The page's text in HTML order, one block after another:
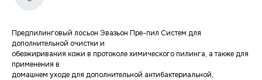
Предпилинговый лосьон Эвазьон Пре-пил Систем для
дополнительной очистки и
обезжиривания кожи в протоколе химического пилинга, а также для
применения в
домашнем уходе для дополнительной антибактериальной,